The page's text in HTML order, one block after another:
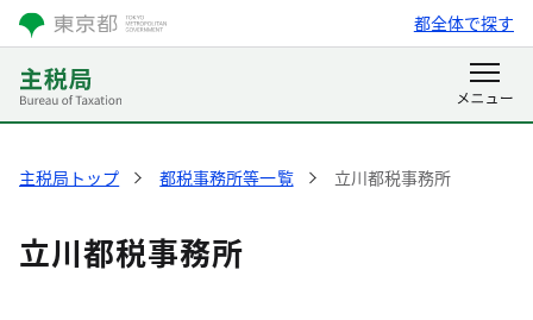
都全体で探す
主税局トップ 都税事務所等一覧 立川都税事務所
立川都税事務所